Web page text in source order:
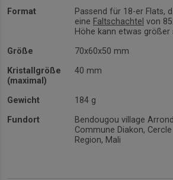
Format
Passend für 18-er Flats,
eine Faltschachtel von
Höhe kann etwas größer
Größe
70x60x50 mm
Kristallgröße
(maximal)
40 mm
Gewicht
184 g
Fundort
Bendougou village
Commune Diakon,
Region, Mali